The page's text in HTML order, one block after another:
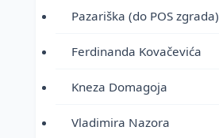
Pazariška (do POS zgrada)
Ferdinanda Kovačevića
Kneza Domagoja
Vladimira Nazora